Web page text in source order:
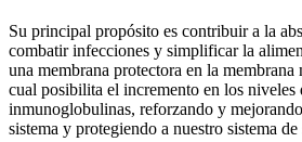
Su principal propósito es contribuir a la
combatir infecciones y simplificar la
una membrana protectora en la membrana
cual posibilita el incremento en los niveles
inmunoglobulinas, reforzando y
sistema y protegiendo a nuestro sistema de